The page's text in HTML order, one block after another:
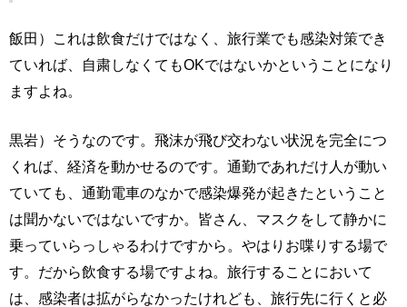
飯田）これは飲食だけではなく、旅行業でも感染対策でき
ていれば、自粛しなくてもOKではないかということになり
ますよね。
黒岩）そうなのです。飛沫が飛び交わない状況を完全につ
くれば、経済を動かせるのです。通勤であれだけ人が動い
ていても、通勤電車のなかで感染爆発が起きたということ
は聞かないではないですか。皆さん、マスクをして静かに
乗っていらっしゃるわけですから。やはりお喋りする場で
す。だから飲食する場ですよね。旅行することにおいて
は、感染者は拡がらなかったけれども、旅行先に行くと必